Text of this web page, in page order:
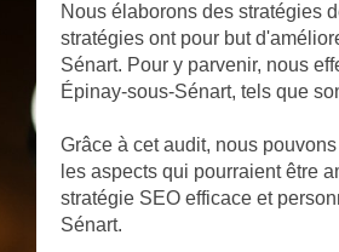
Nous élaborons des stratégies
stratégies ont pour but
Sénart. Pour y parvenir, nous
Épinay-sous-Sénart, tels que
Grâce à cet audit, nous
les aspects qui pourraient être
stratégie SEO efficace et
Sénart.